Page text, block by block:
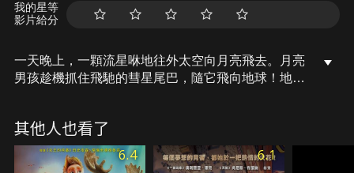
我的星等
影片給分
一天晚上，一顆流星咻地往外太空向月亮飛去。月亮
男孩趁機抓住飛馳的彗星尾巴，隨它飛向地球！地球
為了躲避地球統治者和軍隊的追捕，月亮先生展開了
漫長的旅程，一路上帶給追逐夢想的人奇蹟，孩子們
都愛上了這個男孩，他也漸漸明白自己對孩子們的重
其他人也看了
6.4 6.1